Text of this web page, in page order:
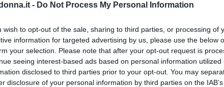
- Do Not Process My Personal Information
wish to opt-out of the sale, sharing to third parties, or processing of
information for targeted advertising by us, please use the below
your selection. Please note that after your opt-out request is
seeing interest-based ads based on personal information
disclosed to third parties prior to your opt-out. You may
disclosure of your personal information by third parties on the